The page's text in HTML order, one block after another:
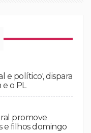
e político', dispara
o PL
promove
e filhos domingo